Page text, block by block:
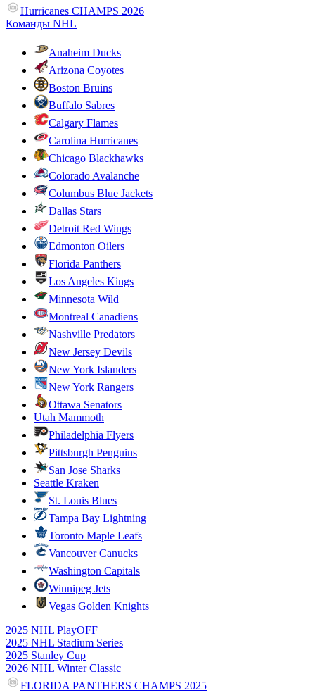
Hurricanes CHAMPS 2026
Команды NHL
Anaheim Ducks
Arizona Coyotes
Boston Bruins
Buffalo Sabres
Calgary Flames
Carolina Hurricanes
Chicago Blackhawks
Colorado Avalanche
Columbus Blue Jackets
Dallas Stars
Detroit Red Wings
Edmonton Oilers
Florida Panthers
Los Angeles Kings
Minnesota Wild
Montreal Canadiens
Nashville Predators
New Jersey Devils
New York Islanders
New York Rangers
Ottawa Senators
Utah Mammoth
Philadelphia Flyers
Pittsburgh Penguins
San Jose Sharks
Seattle Kraken
St. Louis Blues
Tampa Bay Lightning
Toronto Maple Leafs
Vancouver Canucks
Washington Capitals
Winnipeg Jets
Vegas Golden Knights
2025 NHL PlayOFF
2025 NHL Stadium Series
2025 Stanley Cup
2026 NHL Winter Classic
FLORIDA PANTHERS CHAMPS 2025